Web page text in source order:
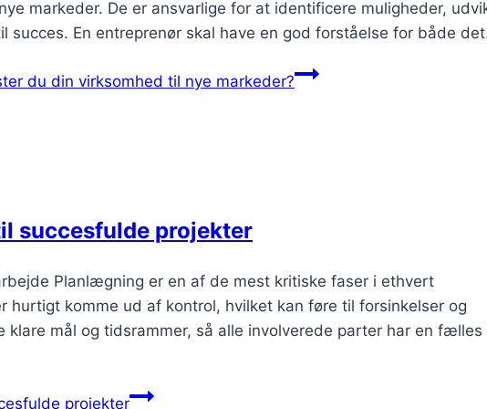
markeder. De er ansvarlige for at identificere muligheder,
succes. En entreprenør skal have en god forståelse for både
du din virksomhed til nye markeder?
succesfulde projekter
Planlægning er en af de mest kritiske faser i ethvert
hurtigt komme ud af kontrol, hvilket kan føre til forsinkelser og
mål og tidsrammer, så alle involverede parter har en fælles
projekter